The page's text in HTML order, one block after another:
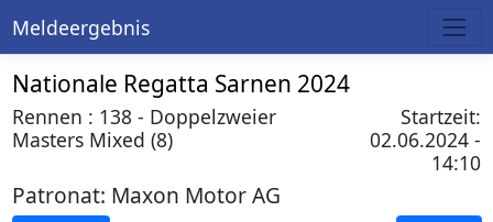
Meldeergebnis
Nationale Regatta Sarnen 2024
Rennen : 138 - Doppelzweier
Masters Mixed (8)
Startzeit:
02.06.2024 -
14:10
Patronat: Maxon Motor AG